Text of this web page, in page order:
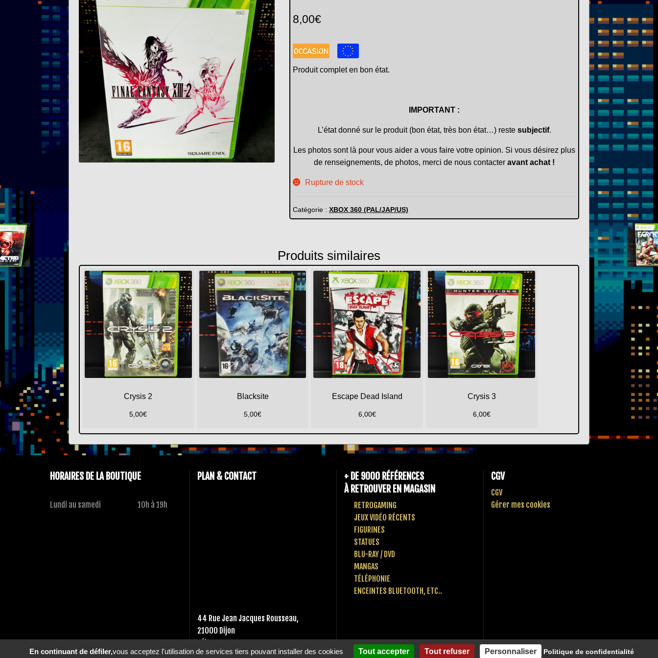
8,00€
Produit complet en bon état.
IMPORTANT :
L’état donné sur le produit (bon état, très bon état…) reste subjectif.
Les photos sont là pour vous aider a vous faire votre opinion. Si vous désirez plus
de renseignements, de photos, merci de nous contacteravant achat !
Rupture de stock
Catégorie :XBOX 360 (PAL/JAP/US)
Produits similaires
Crysis 2
5,00€
Blacksite
5,00€
Escape Dead Island
6,00€
Crysis 3
6,00€
HORAIRES DE LA BOUTIQUE
Lundi au samedi 10h à 19h
PLAN & CONTACT
44 Rue Jean Jacques Rousseau,
21000 Dijon
Tél :03 80 10 49 65
+ DE 9000 RÉFÉRENCES
À RETROUVER EN MAGASIN
RETROGAMING
JEUX VIDÉO RÉCENTS
FIGURINES
STATUES
BLU-RAY / DVD
MANGAS
TÉLÉPHONIE
ENCEINTES BLUETOOTH, ETC..
CGV
CGV
Gérer mes cookies
En continuant de défiler,vous acceptez l'utilisation de services tiers pouvant installer des cookies Tout accepter Tout refuser Personnaliser Politique de confidentialité